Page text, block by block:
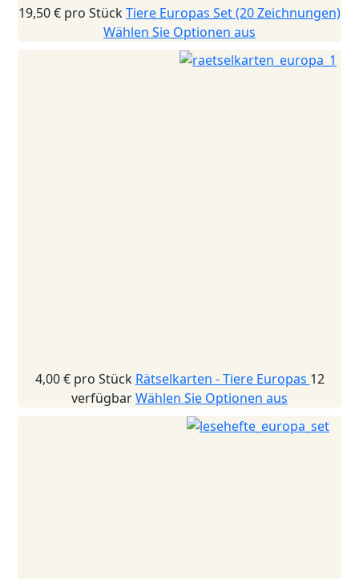
19,50 € pro StückTiere Europas Set (20 Zeichnungen)
Wählen Sie Optionen aus
4,00 € pro Stück Rätselkarten - Tiere Europas 12
verfügbarWählen Sie Optionen aus